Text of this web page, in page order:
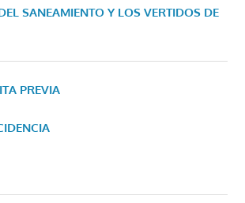
SANEAMIENTO Y LOS VERTIDOS DE
PREVIA